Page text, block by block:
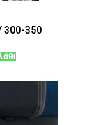
300-350